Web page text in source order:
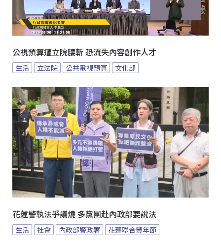
公視預算遭立院腰斬 恐流失內容創作人才
生活 立法院 公共電視預算 文化部
花蓮警執法爭議燒 多黨團赴內政部要說法
生活 社會 內政部警政署 花蓮聯合豐年節